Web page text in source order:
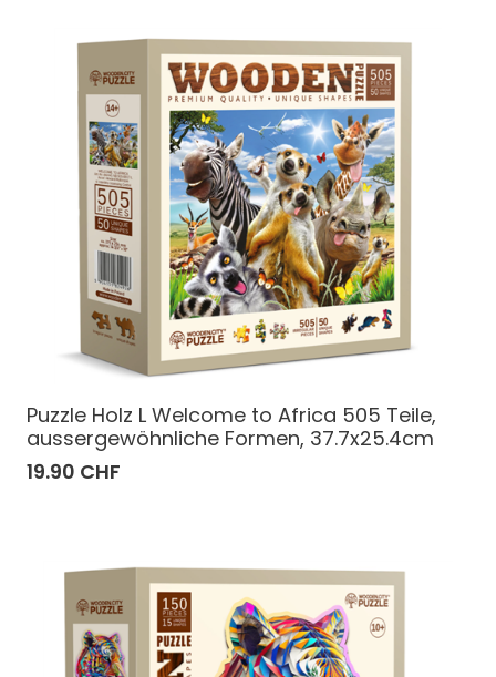
Puzzle Holz L Welcome to Africa 505 Teile,
aussergewöhnliche Formen, 37.7x25.4cm
19.90 CHF